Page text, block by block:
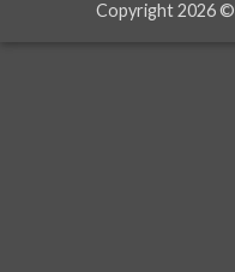
Copyright 2026 ©